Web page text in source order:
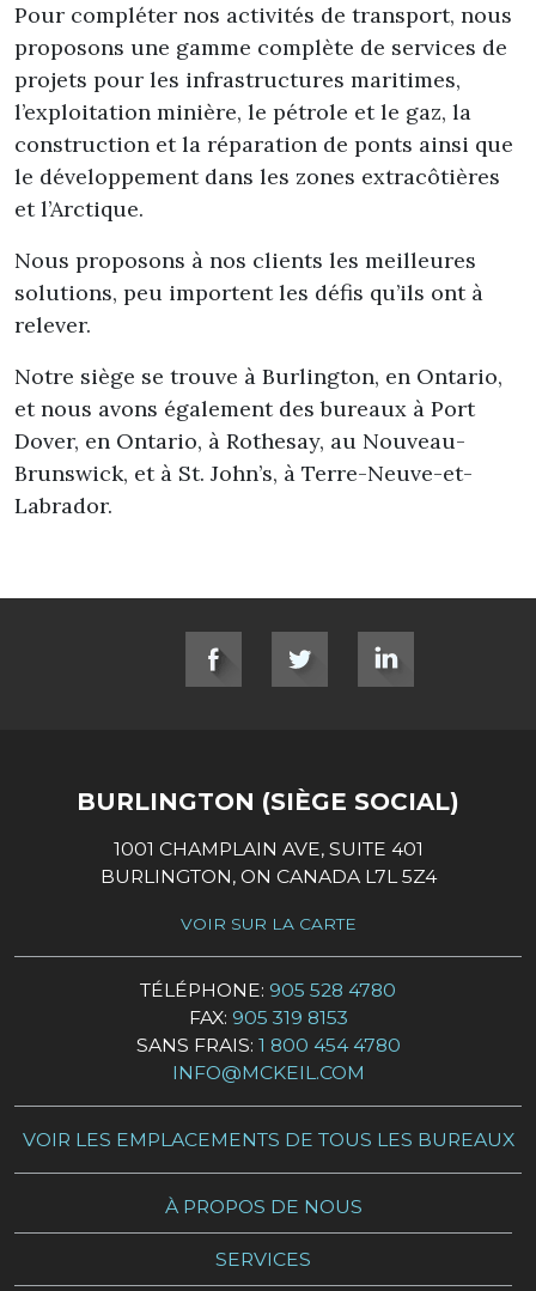
Pour compléter nos activités de transport, nous
proposons une gamme complète de services de
projets pour les infrastructures maritimes,
l’exploitation minière, le pétrole et le gaz, la
construction et la réparation de ponts ainsi que
le développement dans les zones extracôtières
et l’Arctique.
Nous proposons à nos clients les meilleures
solutions, peu importent les défis qu’ils ont à
relever.
Notre siège se trouve à Burlington, en Ontario,
et nous avons également des bureaux à Port
Dover, en Ontario, à Rothesay, au Nouveau-
Brunswick, et à St. John’s, à Terre-Neuve-et-
Labrador.
SOCIAL LINKS
BURLINGTON (SIÈGE SOCIAL)
1001 CHAMPLAIN AVE, SUITE 401
BURLINGTON, ON CANADA L7L 5Z4
VOIR SUR LA CARTE
TÉLÉPHONE: 905 528 4780
FAX: 905 319 8153
SANS FRAIS: 1 800 454 4780
INFO@MCKEIL.COM
VOIR LES EMPLACEMENTS DE TOUS LES BUREAUX
À PROPOS DE NOUS
SERVICES